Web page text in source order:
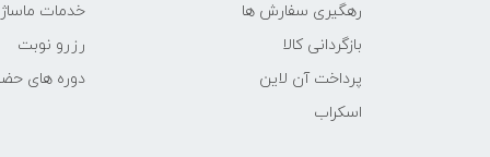
رهگیری سفارش ها
بازگردانی کالا
پرداخت آن لاین
اسکراب
خدمات ماساژ
رزرو نوبت
دوره های